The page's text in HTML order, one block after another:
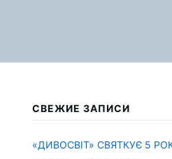
СВЕЖИЕ ЗАПИСИ
«ДИВОСВІТ» СВЯТКУЄ 5